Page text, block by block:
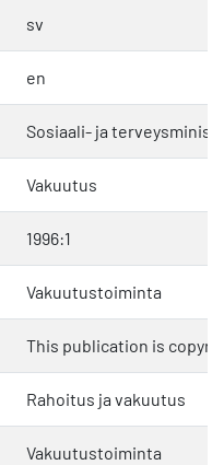
sv
en
Sosiaali- ja
Vakuutus
1996:1
Vakuutustoiminta
This publication is
Rahoitus ja vakuutus
Vakuutustoiminta